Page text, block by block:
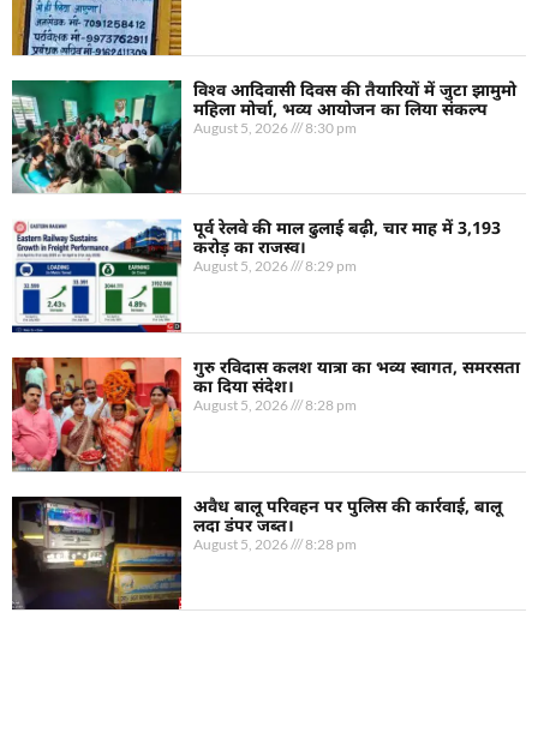
विश्व आदिवासी दिवस की तैयारियों में जुटा झामुमो
महिला मोर्चा, भव्य आयोजन का लिया संकल्प
August 5, 2026 8:30 pm
पूर्व रेलवे की माल ढुलाई बढ़ी, चार माह में 3,193
करोड़ का राजस्व।
August 5, 2026 8:29 pm
गुरु रविदास कलश यात्रा का भव्य स्वागत, समरसता
का दिया संदेश।
August 5, 2026 8:28 pm
अवैध बालू परिवहन पर पुलिस की कार्रवाई, बालू
लदा डंपर जब्त।
August 5, 2026 8:28 pm